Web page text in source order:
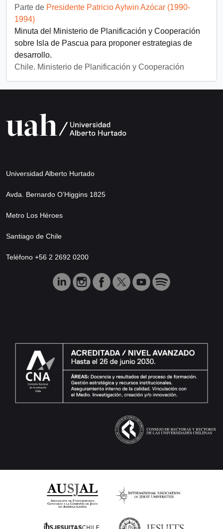
Parte de Presidente Patricio Aylwin Azócar (1990-
1994)
Minuta del Ministerio de Planificación y Cooperación
sobre Isla de Pascua para proponer estrategias de
desarrollo.
Chile. Ministerio de Planificación y Cooperación
Universidad Alberto Hurtado
Avda. Bernardo O’Higgins 1825
Metro Los Héroes
Santiago de Chile
Teléfono +56 2 2692 0200